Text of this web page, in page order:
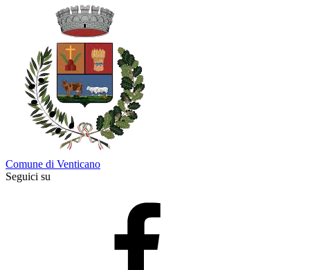
Comune di Venticano
Seguici su